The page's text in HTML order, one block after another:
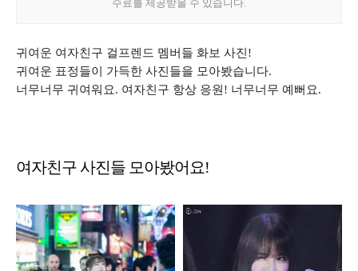
귀여운 여자친구 걸프렌드 멤버들 화보 사진!
귀여운 표정들이 가득한 사진들을 모아봤습니다.
너무너무 귀여워요. 여자친구 항상 응원! 너무너무 예뻐요.
여자친구 사진들 모아봤어요!